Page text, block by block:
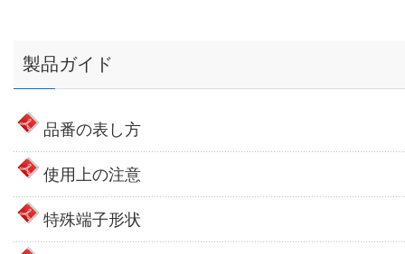
製品ガイド
品番の表し方
使用上の注意
特殊端子形状